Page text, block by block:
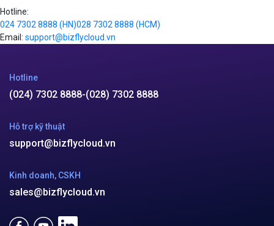
Hotline:
024 7302 8888 (HN)028 7302 8888 (HCM)
Email: support@bizflycloud.vn
Hotline
(024) 7302 8888-(028) 7302 8888
Hỗ trợ kỹ thuật
support@bizflycloud.vn
Kinh doanh, CSKH
sales@bizflycloud.vn